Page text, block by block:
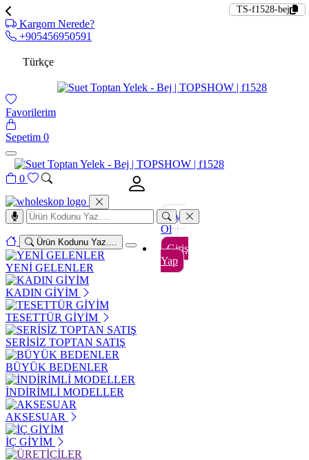
Kargom Nerede?
+905456950591
Türkçe
Favorilerim
Sepetim 0
0
Üye
Ol
Giriş
Yap
Ürün Kodunu Yaz....
YENİ GELENLER
KADIN GİYİM
TESETTÜR GİYİM
SERİSİZ TOPTAN SATIŞ
BÜYÜK BEDENLER
İNDİRİMLİ MODELLER
AKSESUAR
İÇ GİYİM
TS-f1528-bej